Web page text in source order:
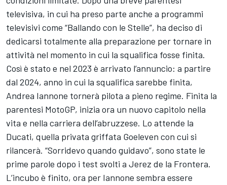
televisiva, in cui ha preso parte anche a programmi
televisivi come “Ballando con le Stelle”, ha deciso di
dedicarsi totalmente alla preparazione per tornare in
attività nel momento in cui la squalifica fosse finita.
Così è stato e nel 2023 è arrivato l’annuncio: a partire
dal 2024, anno in cui la squalifica sarebbe finita,
Andrea Iannone tornerà pilota a pieno regime. Finita la
parentesi MotoGP, inizia ora un nuovo capitolo nella
vita e nella carriera dell’abruzzese. Lo attende la
Ducati, quella privata griffata Goeleven con cui si
rilancerà. “Sorridevo quando guidavo”, sono state le
prime parole dopo i test svolti a Jerez de la Frontera.
L’incubo è finito, ora per Iannone sembra essere